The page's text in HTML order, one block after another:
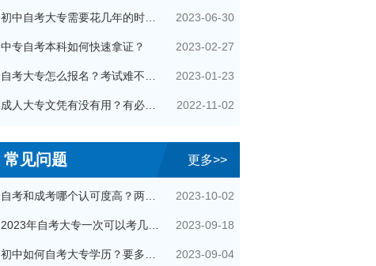
初中自考大专需要花几年的时间？ 2023-06-30
中专自考本科如何快速拿证？ 2023-02-27
自考大专怎么报名？考试难不难？ 2023-01-23
成人大专文凭有没有用？有必要考吗？ 2022-11-02
常见问题 更多>>
自考和成考哪个认可度高？两者区别在哪？ 2023-10-02
2023年自考大专一次可以考几科？ 2023-09-18
初中如何自考大专学历？要多少钱？ 2023-09-04